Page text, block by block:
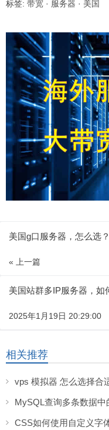
标签: 带宽 · 服务器 · 美国
美国g口服务器，怎么选
« 上一篇
美国站群多IP服务器，如
2025年1月19日 20:29:00
相关推荐
vps 模拟器 怎么选择合
MySQL查询多条数据中
CSS如何使用自定义字